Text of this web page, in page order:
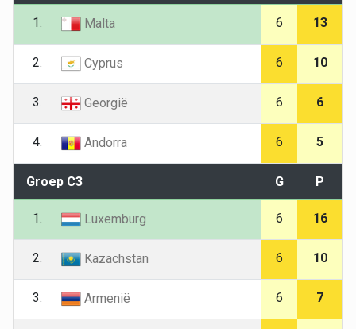
1. Malta 6 13
2. Cyprus 6 10
3. Georgië 6 6
4. Andorra 6 5
Groep C3 G P
1. Luxemburg 6 16
2. Kazachstan 6 10
3. Armenië 6 7